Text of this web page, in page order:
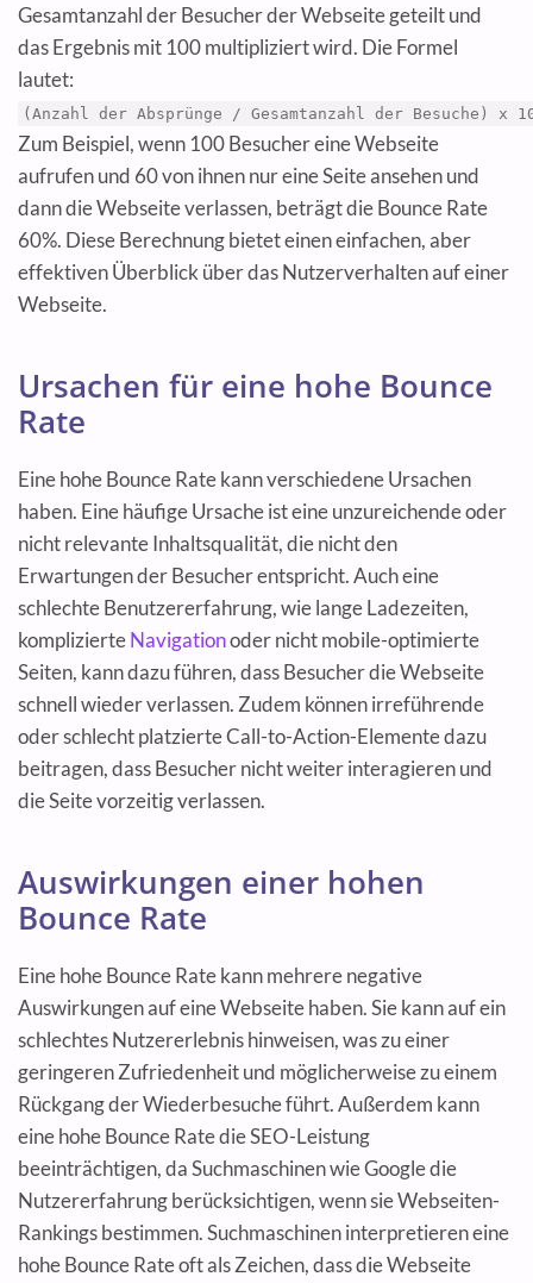
Gesamtanzahl der Besucher der Webseite geteilt und
das Ergebnis mit 100 multipliziert wird. Die Formel
lautet:
(Anzahl der Absprünge / Gesamtanzahl der Besuche) x
Zum Beispiel, wenn 100 Besucher eine Webseite
aufrufen und 60 von ihnen nur eine Seite ansehen und
dann die Webseite verlassen, beträgt die Bounce Rate
60%. Diese Berechnung bietet einen einfachen, aber
effektiven Überblick über das Nutzerverhalten auf einer
Webseite.
Ursachen für eine hohe Bounce
Rate
Eine hohe Bounce Rate kann verschiedene Ursachen
haben. Eine häufige Ursache ist eine unzureichende oder
nicht relevante Inhaltsqualität, die nicht den
Erwartungen der Besucher entspricht. Auch eine
schlechte Benutzererfahrung, wie lange Ladezeiten,
komplizierteNavigationoder nicht mobile-optimierte
Seiten, kann dazu führen, dass Besucher die Webseite
schnell wieder verlassen. Zudem können irreführende
oder schlecht platzierte Call-to-Action-Elemente dazu
beitragen, dass Besucher nicht weiter interagieren und
die Seite vorzeitig verlassen.
Auswirkungen einer hohen
Bounce Rate
Eine hohe Bounce Rate kann mehrere negative
Auswirkungen auf eine Webseite haben. Sie kann auf ein
schlechtes Nutzererlebnis hinweisen, was zu einer
geringeren Zufriedenheit und möglicherweise zu einem
Rückgang der Wiederbesuche führt. Außerdem kann
eine hohe Bounce Rate die SEO-Leistung
beeinträchtigen, da Suchmaschinen wie Google die
Nutzererfahrung berücksichtigen, wenn sie Webseiten-
Rankings bestimmen. Suchmaschinen interpretieren eine
hohe Bounce Rate oft als Zeichen, dass die Webseite